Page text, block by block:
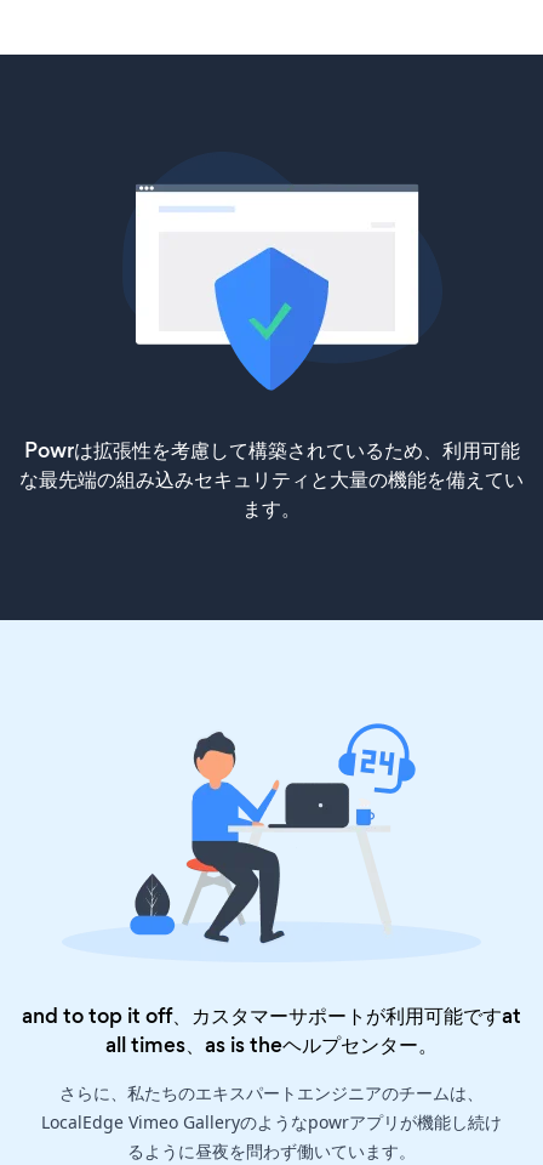
Powrは拡張性を考慮して構築されているため、利用可能
な最先端の組み込みセキュリティと大量の機能を備えてい
ます。
and to top it off、カスタマーサポートが利用可能ですat
all times、as is theヘルプセンター。
さらに、私たちのエキスパートエンジニアのチームは、
LocalEdge Vimeo Galleryのようなpowrアプリが機能し続け
るように昼夜を問わず働いています。